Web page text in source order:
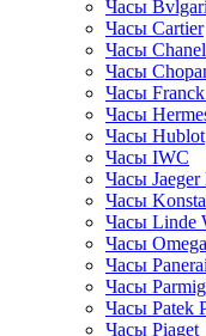
Часы Bvlgari
Часы Cartier
Часы Chanel
Часы
Часы
Часы
Часы Hublot
Часы IWC
Часы
Часы
Часы Linde
Часы Omega
Часы Panerai
Часы
Часы Patek
Часы Piaget